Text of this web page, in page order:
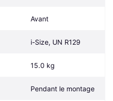
Avant
i-Size, UN R129
15.0 kg
Pendant le montage